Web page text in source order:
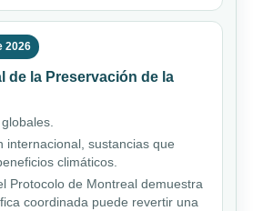
2026
de la Preservación de la
internacional, sustancias que
climáticos.
Protocolo de Montreal demuestra
coordinada puede revertir una